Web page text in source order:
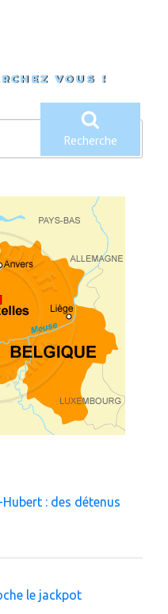
VOUS !
Recherche
: des détenus
le jackpot